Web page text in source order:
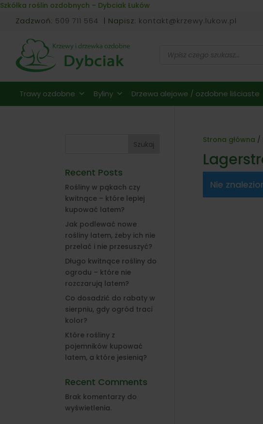
Skip to content
Szkółka roślin ozdobnych – Dybciak Łuków
Zadzwoń: 509 711 564 | Napisz: kontakt@krzewy.lukow.pl
produktów
Trawy ozdobne Byliny Drzewa alejowe / ozdobne liściaste
Strona główna /
Nie
Szukaj
Recent Posts
Rośliny w pąkach czy
kwitnące – które lepiej
kupować latem?
Jak podlewać nowe
rośliny latem, żeby ich nie
przelać i nie przesuszyć?
Długo kwitnące rośliny do
ogrodu – które nie
rozczarują latem?
Co dosadzić do rabaty w
sierpniu, gdy ogród traci
kolor?
Które rośliny z
pojemników kupować
latem, a które jesienią?
Recent Comments
Brak komentarzy do
wyświetlenia.